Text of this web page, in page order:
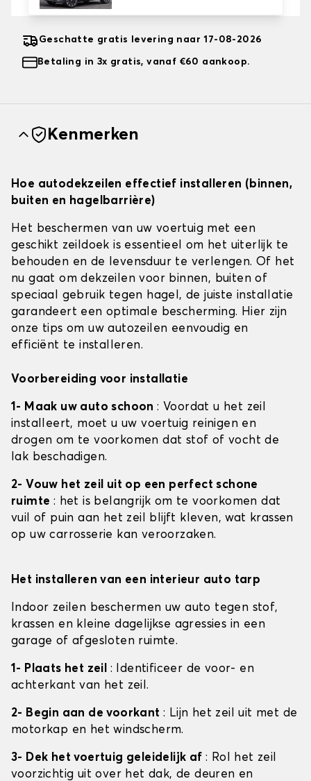
Geschatte gratis levering naar 17-08-2026
Betaling in 3x gratis, vanaf €60 aankoop.
Kenmerken
Hoe autodekzeilen effectief installeren (binnen,
buiten en hagelbarrière)
Het beschermen van uw voertuig met een
geschikt zeildoek is essentieel om het uiterlijk te
behouden en de levensduur te verlengen. Of het
nu gaat om dekzeilen voor binnen, buiten of
speciaal gebruik tegen hagel, de juiste installatie
garandeert een optimale bescherming. Hier zijn
onze tips om uw autozeilen eenvoudig en
efficiënt te installeren.
Voorbereiding voor installatie
1- Maak uw auto schoon: Voordat u het zeil
installeert, moet u uw voertuig reinigen en
drogen om te voorkomen dat stof of vocht de
lak beschadigen.
2- Vouw het zeil uit op een perfect schone
ruimte : het is belangrijk om te voorkomen dat
vuil of puin aan het zeil blijft kleven, wat krassen
op uw carrosserie kan veroorzaken.
Het installeren van een interieur auto tarp
Indoor zeilen beschermen uw auto tegen stof,
krassen en kleine dagelijkse agressies in een
garage of afgesloten ruimte.
1- Plaats het zeil : Identificeer de voor- en
achterkant van het zeil.
2- Begin aan de voorkant : Lijn het zeil uit met de
motorkap en het windscherm.
3- Dek het voertuig geleidelijk af : Rol het zeil
voorzichtig uit over het dak, de deuren en